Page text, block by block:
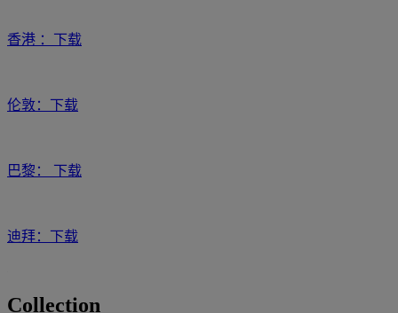
香港 ： 下载
伦敦： 下载
巴黎： 下载
迪拜： 下载
Collection